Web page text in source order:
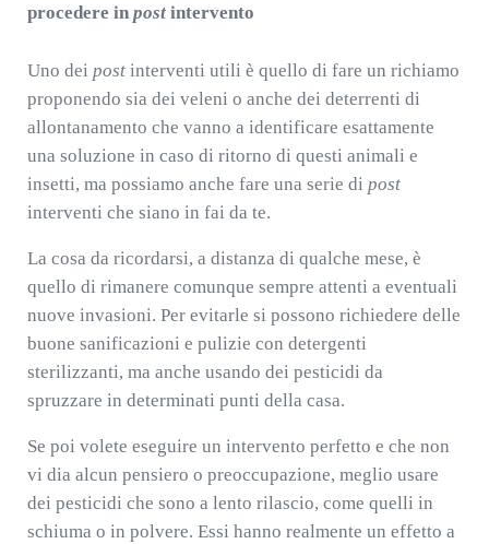
procedere in post intervento
Uno dei postinterventi utili è quello di fare un richiamo
proponendo sia dei veleni o anche dei deterrenti di
allontanamento che vanno a identificare esattamente
una soluzione in caso di ritorno di questi animali e
insetti, ma possiamo anche fare una serie di post
interventi che siano in fai da te.
La cosa da ricordarsi, a distanza di qualche mese, è
quello di rimanere comunque sempre attenti a eventuali
nuove invasioni. Per evitarle si possono richiedere delle
buone sanificazioni e pulizie con detergenti
sterilizzanti, ma anche usando dei pesticidi da
spruzzare in determinati punti della casa.
Se poi volete eseguire un intervento perfetto e che non
vi dia alcun pensiero o preoccupazione, meglio usare
dei pesticidi che sono a lento rilascio, come quelli in
schiuma o in polvere. Essi hanno realmente un effetto a